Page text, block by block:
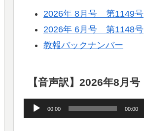
2026年 8月号 第1149号
2026年 6月号 第1148号
教報バックナンバー
【音声訳】2026年8月号
声
00:00 00:00